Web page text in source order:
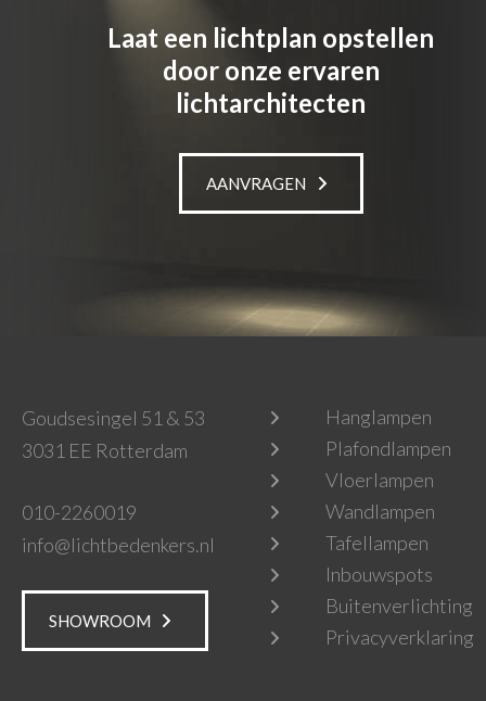
Goudsesingel 51 & 53
3031 EE Rotterdam
010-2260019
info@lichtbedenkers.nl
SHOWROOM
Laat een lichtplan opstellen
door onze ervaren
lichtarchitecten
AANVRAGEN
Hanglampen
Plafondlampen
Vloerlampen
Wandlampen
Tafellampen
Inbouwspots
Buitenverlichting
Privacyverklaring